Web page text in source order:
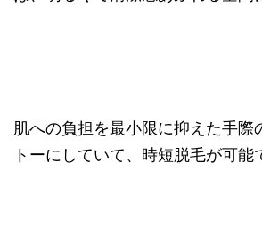
肌への負担を最小限に抑えた手際
トーにしていて、時短脱毛が可能